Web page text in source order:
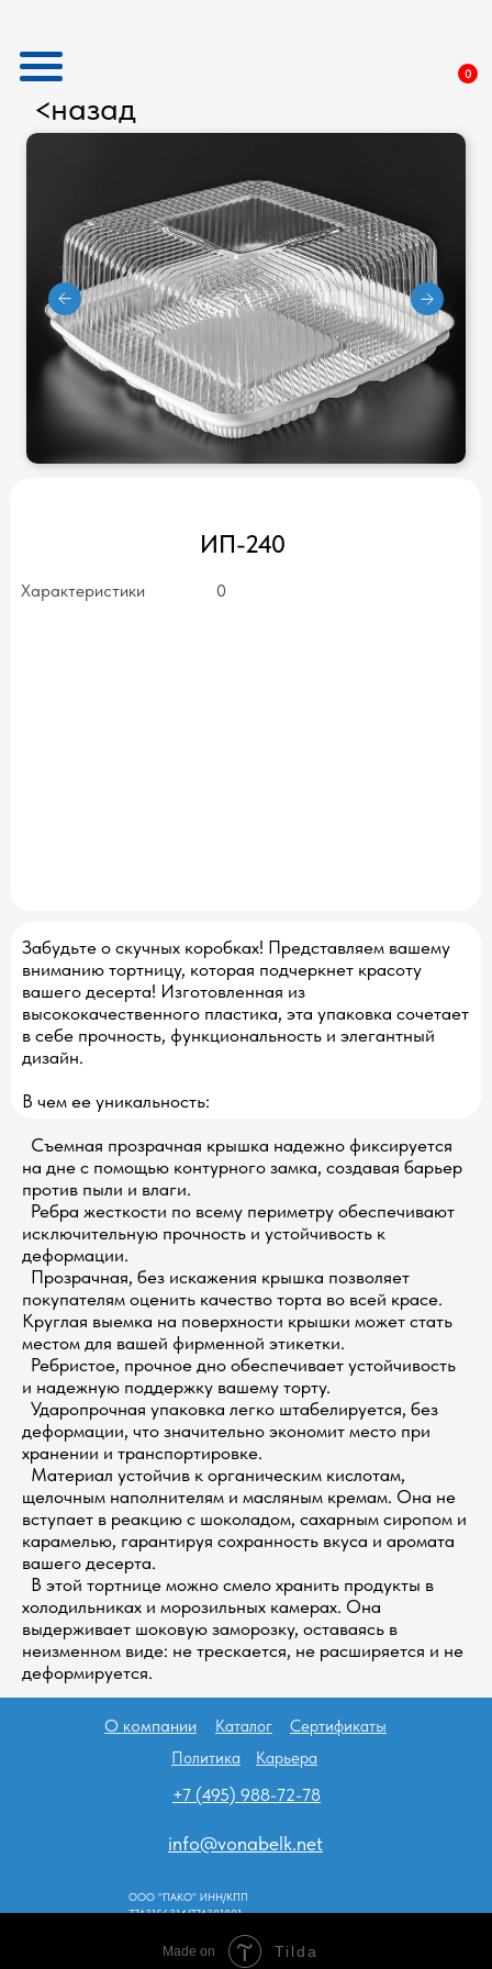
ИП-240
0
Характеристики
Забудьте о скучных коробках! Представляем вашему
вниманию тортницу, которая подчеркнет красоту
вашего десерта! Изготовленная из
высококачественного пластика, эта упаковка сочетает
в себе прочность, функциональность и элегантный
дизайн.
В чем ее уникальность:
Съемная прозрачная крышка надежно фиксируется
на дне с помощью контурного замка, создавая барьер
против пыли и влаги.
Ребра жесткости по всему периметру обеспечивают
исключительную прочность и устойчивость к
деформации.
Прозрачная, без искажения крышка позволяет
покупателям оценить качество торта во всей красе.
Круглая выемка на поверхности крышки может стать
местом для вашей фирменной этикетки.
Ребристое, прочное дно обеспечивает устойчивость
и надежную поддержку вашему торту.
Ударопрочная упаковка легко штабелируется, без
деформации, что значительно экономит место при
хранении и транспортировке.
Материал устойчив к органическим кислотам,
щелочным наполнителям и масляным кремам. Она не
вступает в реакцию с шоколадом, сахарным сиропом и
карамелью, гарантируя сохранность вкуса и аромата
вашего десерта.
В этой тортнице можно смело хранить продукты в
холодильниках и морозильных камерах. Она
выдерживает шоковую заморозку, оставаясь в
неизменном виде: не трескается, не расширяется и не
деформируется.
назад
<
О компании
Карьера
Сертификаты
Каталог
Политика
+7 (495) 988-72-78
info@vonabelk.net
ООО "ПАКО" ИНН/КПП
7743156314/774301001
Made on Tilda